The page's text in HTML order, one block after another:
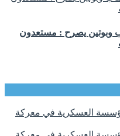
وبوتين يصرح : مستعدون